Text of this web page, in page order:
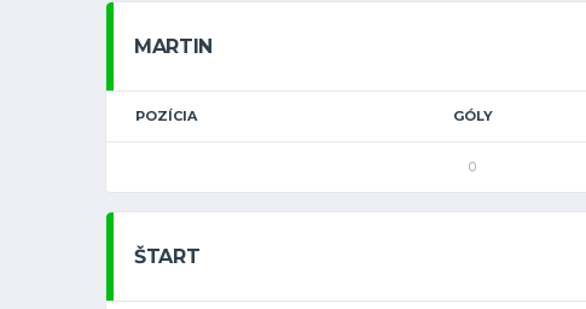
MARTIN
POZÍCIA GÓLY
0
ŠTART